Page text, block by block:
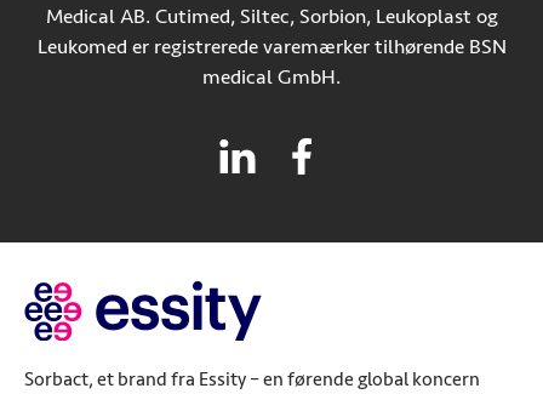
Medical AB. Cutimed, Siltec, Sorbion, Leukoplast og
Leukomed er registrerede varemærker tilhørende BSN
medical GmbH.
Sorbact, et brand fra Essity – en førende global koncern